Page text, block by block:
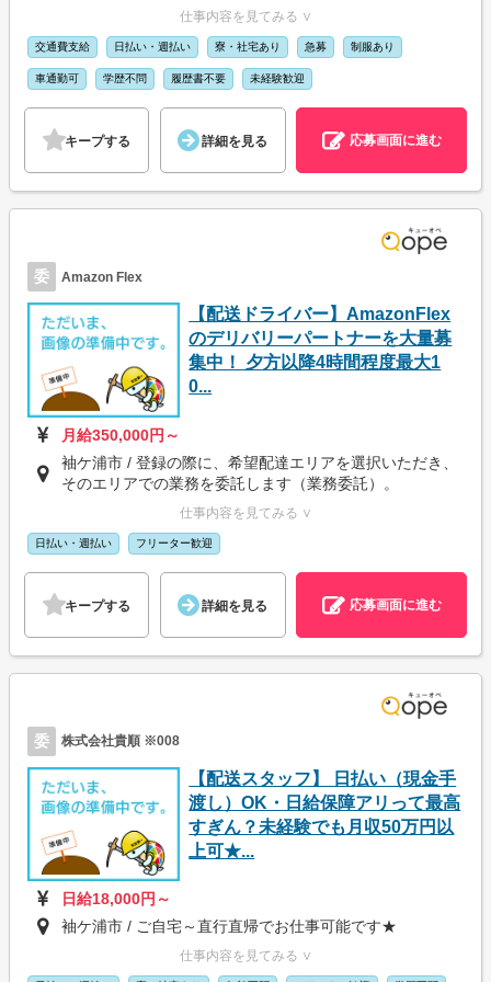
仕事内容を見てみる ∨
交通費支給 日払い・週払い 寮・社宅あり 急募 制服あり
車通勤可 学歴不問 履歴書不要 未経験歓迎
キープする 詳細を見る 応募画面に進む
委 Amazon Flex
【配送ドライバー】AmazonFlex
のデリバリーパートナーを大量募
集中！ 夕方以降4時間程度最大1
0...
月給350,000円～
袖ケ浦市 / 登録の際に、希望配達エリアを選択いただき、
そのエリアでの業務を委託します（業務委託）。
仕事内容を見てみる ∨
日払い・週払い フリーター歓迎
キープする 詳細を見る 応募画面に進む
委 株式会社貴順 ※008
【配送スタッフ】 日払い（現金手
渡し）OK・日給保障アリって最高
すぎん？未経験でも月収50万円以
上可★...
日給18,000円～
袖ケ浦市 / ご自宅～直行直帰でお仕事可能です★
仕事内容を見てみる ∨